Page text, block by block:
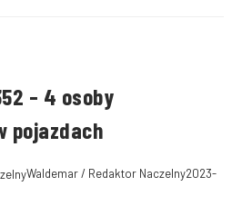
– 4 osoby
pojazdach
Waldemar / Redaktor Naczelny2023-